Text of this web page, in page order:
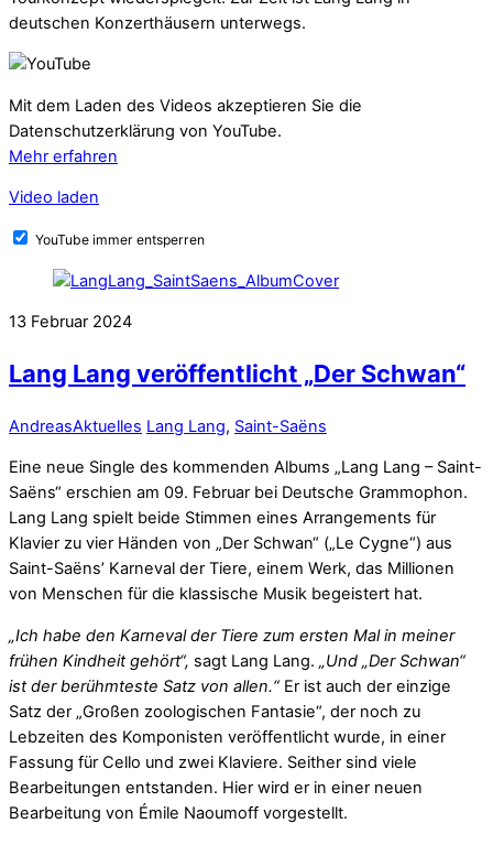
deutschen Konzerthäusern unterwegs.
Mit dem Laden des Videos akzeptieren Sie die
Datenschutzerklärung von YouTube.
Mehr erfahren
Video laden
YouTube immer entsperren
13 Februar 2024
Lang Lang veröffentlicht „Der Schwan“
AndreasAktuelles Lang Lang, Saint-Saëns
Eine neue Single des kommenden Albums „Lang Lang – Saint-
Saëns“ erschien am 09. Februar bei Deutsche Grammophon.
Lang Lang spielt beide Stimmen eines Arrangements für
Klavier zu vier Händen von „Der Schwan“ („Le Cygne“) aus
Saint-Saëns’ Karneval der Tiere, einem Werk, das Millionen
von Menschen für die klassische Musik begeistert hat.
„Ich habe den Karneval der Tiere zum ersten Mal in meiner
frühen Kindheit gehört“, sagt Lang Lang. „Und „Der Schwan“
ist der berühmteste Satz von allen.“Er ist auch der einzige
Satz der „Großen zoologischen Fantasie“, der noch zu
Lebzeiten des Komponisten veröffentlicht wurde, in einer
Fassung für Cello und zwei Klaviere. Seither sind viele
Bearbeitungen entstanden. Hier wird er in einer neuen
Bearbeitung von Émile Naoumoff vorgestellt.